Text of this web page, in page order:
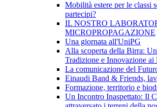
Mobilità estere per le classi
partecipi?
IL NOSTRO
MICROPROPAGAZIONE
Una giornata all'UniPG
Alla scoperta della Birra:
Tradizione e Innovazione
La comunicazione del
Einaudi Band & Friends,
Formazione, territorio e
Un Incontro Inaspettato: Il